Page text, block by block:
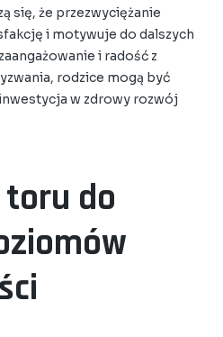
się, że przezwyciężanie
i motywuje do dalszych
i radość z
rodzice mogą być
w zdrowy rozwój
do